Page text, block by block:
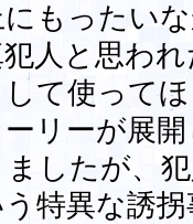
もったい
人と思わ
て使って
リーが展
ましたが、
特異な誘